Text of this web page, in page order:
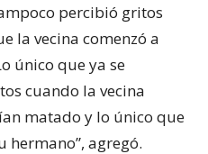
percibió gritos
la vecina comenzó a
único que ya se
cuando la vecina
matado y lo único que
hermano”, agregó.